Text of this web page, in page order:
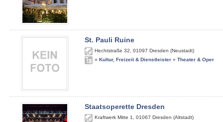
St. Pauli Ruine
Hechtstraße 32 01097 Dresden (Neustadt)
» Kultur, Freizeit & Dienstleister » Theater & Oper
Staatsoperette Dresden
Kraftwerk Mitte 1 01067 Dresden (Altstadt)